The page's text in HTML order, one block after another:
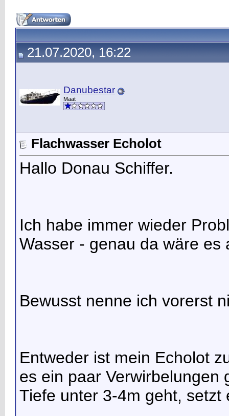
21.07.2020, 16:22
Danubestar
Maat
Flachwasser Echolot
Hallo Donau Schiffer.
Ich habe immer wieder
Wasser - genau da wäre es
Bewusst nenne ich vorerst
Entweder ist mein Echolot
es ein paar Verwirbelungen
Tiefe unter 3-4m geht, setzt